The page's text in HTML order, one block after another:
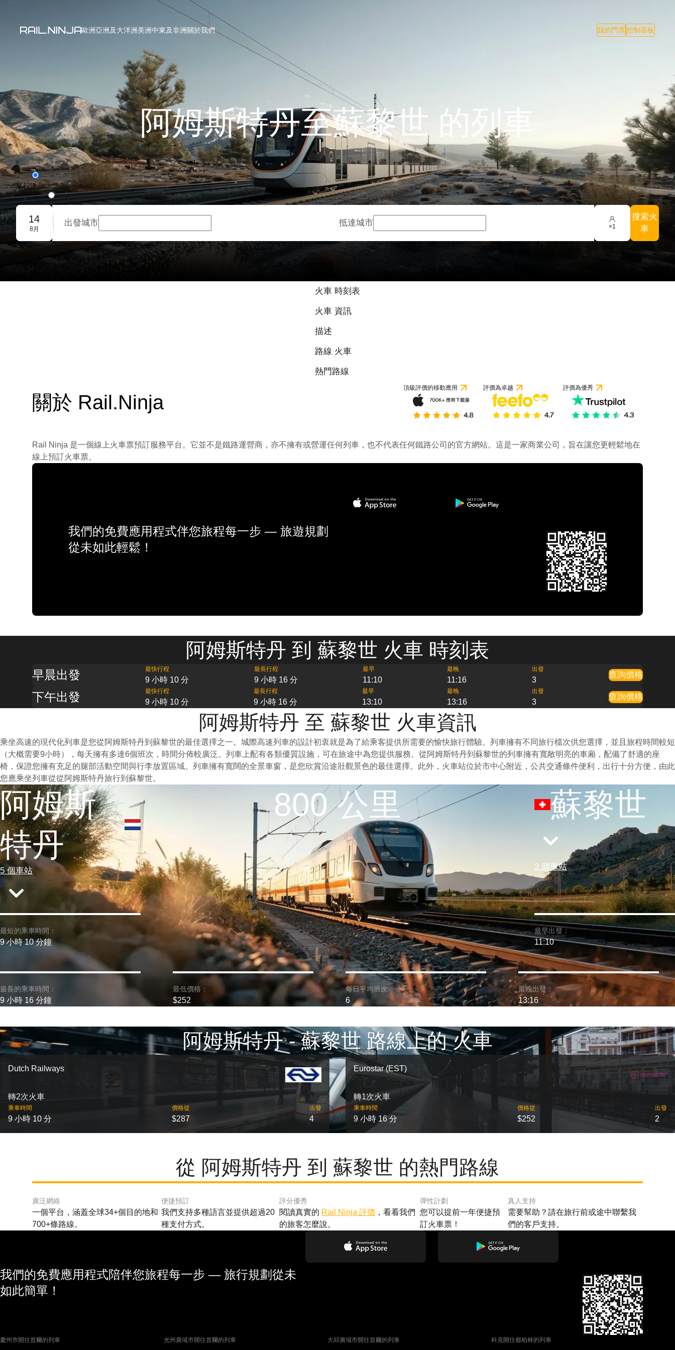
歐洲亞洲及大洋洲美洲中東及非洲關於我們 我的門票控制面板
阿姆斯特丹至蘇黎世 的列車
單行道
往返旅程
團體預訂
14
8月
出發城市 抵達城市 ×1
搜索火
車
火車 時刻表
火車 資訊
描述
路線 火車
熱門路線
關於 Rail.Ninja
頂級評價的移動應用 評價為卓越 評價為優秀
Rail Ninja 是一個線上火車票預訂服務平台。它並不是鐵路運營商，亦不擁有或營運任何列車，也不代表任何鐵路公司的官方網站。這是一家商業公司，旨在讓您更輕鬆地在
線上預訂火車票。
我們的免費應用程式伴您旅程每一步 — 旅遊規劃
從未如此輕鬆！
阿姆斯特丹 到 蘇黎世 火車 時刻表
早晨出發 最快行程
9 小時 10 分
最長行程
9 小時 16 分
最早
11:10
最晚
11:16
出發
3
查詢價格
下午出發 最快行程
9 小時 10 分
最長行程
9 小時 16 分
最早
13:10
最晚
13:16
出發
3
查詢價格
阿姆斯特丹 至 蘇黎世 火車資訊
乘坐高速的現代化列車是您從阿姆斯特丹到蘇黎世的最佳選擇之一。城際高速列車的設計初衷就是為了給乘客提供所需要的愉快旅行體驗。列車擁有不同旅行檔次供您選擇，並且旅程時間較短
（大概需要9小時），每天擁有多達6個班次，時間分佈較廣泛。列車上配有各類優質設施，可在旅途中為您提供服務。從阿姆斯特丹到蘇黎世的列車擁有寬敞明亮的車廂，配備了舒適的座
椅，保證您擁有充足的腿部活動空間與行李放置區域。列車擁有寬闊的全景車窗，是您欣賞沿途壯觀景色的最佳選擇。此外，火車站位於市中心附近，公共交通條件便利，出行十分方便，由此
您應乘坐列車從從阿姆斯特丹旅行到蘇黎世。
阿姆斯
特丹
5 個車站
800 公里 蘇黎世
2 個車站
最短的乘車時間：
9 小時 10 分鐘
最早出發：
11:10
最長的乘車時間：
9 小時 16 分鐘
最低價格：
$252
每日平均班次:
6
最晚出發：
13:16
阿姆斯特丹 - 蘇黎世 路線上的 火車
Dutch Railways
轉2次火車
乘車時間
9 小時 10 分
價格從
$287
出發
4
Eurostar (EST)
轉1次火車
乘車時間
9 小時 16 分
價格從
$252
出發
2
從 阿姆斯特丹 到 蘇黎世 的熱門路線
廣泛網絡
一個平台，涵蓋全球34+個目的地和
700+條路線。
便捷預訂
我們支持多種語言並提供超過20
種支付方式。
評分優秀
閱讀真實的 Rail Ninja 評價，看看我們
的旅客怎麼說。
彈性計劃
您可以提前一年便捷預
訂火車票！
真人支持
需要幫助？請在旅行前或途中聯繫我
們的客戶支持。
我們的免費應用程式陪伴您旅程每一步 — 旅行規劃從未
如此簡單！
慶州市開往首爾的列車 光州廣域市開往首爾的列車 大邱廣域市開往首爾的列車 科克開往都柏林的列車